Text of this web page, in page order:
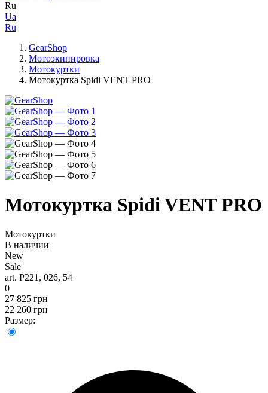
Ru
Ua
Ru
GearShop
Мотоэкипировка
Мотокуртки
Мотокуртка Spidi VENT PRO
Мотокуртка Spidi VENT PRO
Мотокуртки
В наличии
New
Sale
art. P221, 026, 54
0
27 825 грн
22 260 грн
Размер: